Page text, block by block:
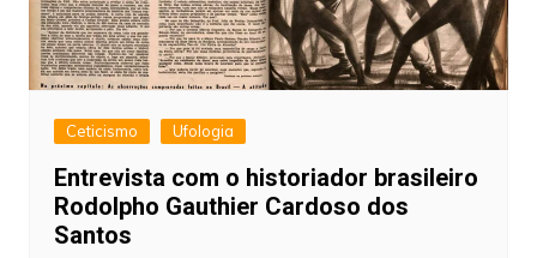
Ceticismo Ufologia
Entrevista com o historiador brasileiro
Rodolpho Gauthier Cardoso dos
Santos